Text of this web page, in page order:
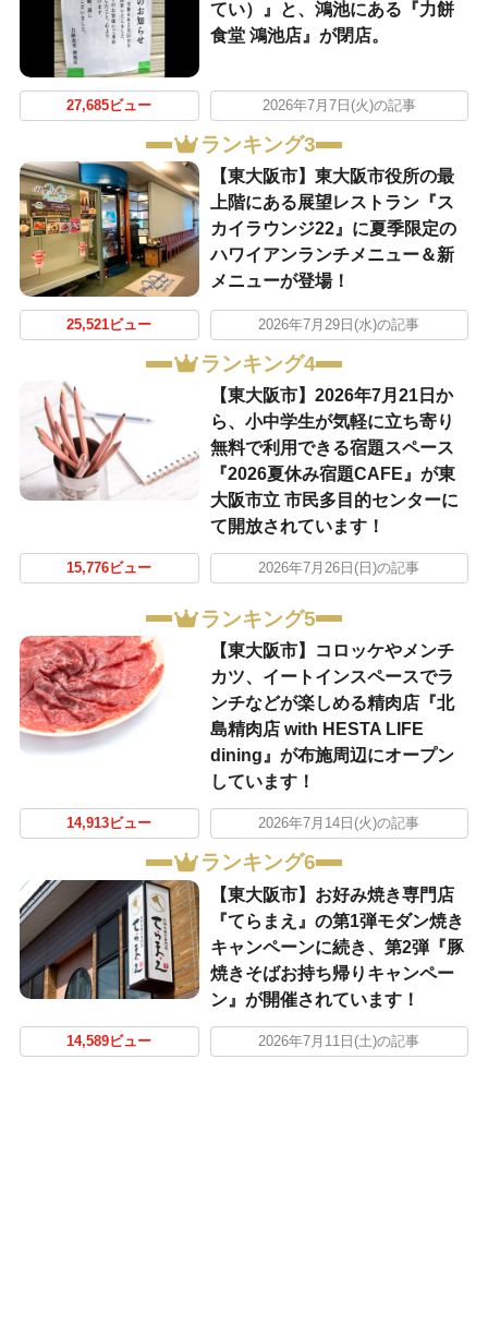
てい）』と、鴻池にある『力餅
食堂 鴻池店』が閉店。
27,685ビュー 2026年7月7日(火)の記事
ランキング3
【東大阪市】東大阪市役所の最
上階にある展望レストラン『ス
カイラウンジ22』に夏季限定の
ハワイアンランチメニュー＆新
メニューが登場！
25,521ビュー 2026年7月29日(水)の記事
ランキング4
【東大阪市】2026年7月21日か
ら、小中学生が気軽に立ち寄り
無料で利用できる宿題スペース
『2026夏休み宿題CAFE』が東
大阪市立 市民多目的センターに
て開放されています！
15,776ビュー 2026年7月26日(日)の記事
ランキング5
【東大阪市】コロッケやメンチ
カツ、イートインスペースでラ
ンチなどが楽しめる精肉店『北
島精肉店 with HESTA LIFE
dining』が布施周辺にオープン
しています！
14,913ビュー 2026年7月14日(火)の記事
ランキング6
【東大阪市】お好み焼き専門店
『てらまえ』の第1弾モダン焼き
キャンペーンに続き、第2弾『豚
焼きそばお持ち帰りキャンペー
ン』が開催されています！
14,589ビュー 2026年7月11日(土)の記事